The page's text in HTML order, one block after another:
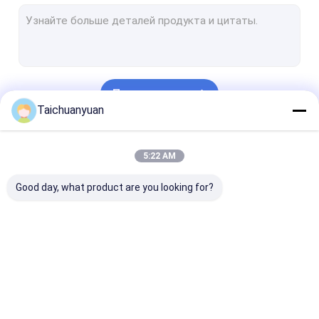
Гидравлический насос экскаватора
части гидронасоса экскаватора
Assy центра совместный
Продолжать
Taichuanyuan
5:22 AM
Good day, what product are you looking for?